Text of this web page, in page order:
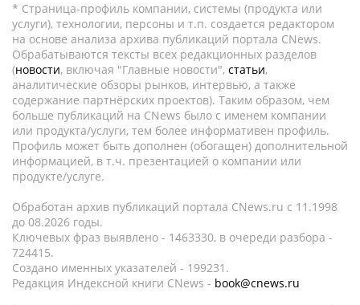
* Страница-профиль компании, системы (продукта или
услуги), технологии, персоны и т.п. создается редактором
на основе анализа архива публикаций портала CNews.
Обрабатываются тексты всех редакционных разделов
(новости, включая "Главные новости", статьи,
аналитические обзоры рынков, интервью, а также
содержание партнёрских проектов). Таким образом, чем
больше публикаций на CNews было с именем компании
или продукта/услуги, тем более информативен профиль.
Профиль может быть дополнен (обогащен) дополнительной
информацией, в т.ч. презентацией о компании или
продукте/услуге.
Обработан архив публикаций портала CNews.ru c 11.1998
до 08.2026 годы.
Ключевых фраз выявлено - 1463330, в очереди разбора -
724415.
Создано именных указателей - 199231.
Редакция Индексной книги CNews - book@cnews.ru